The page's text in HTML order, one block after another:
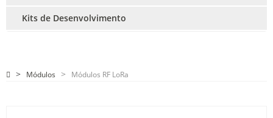
Kits de Desenvolvimento
Módulos Módulos RF LoRa